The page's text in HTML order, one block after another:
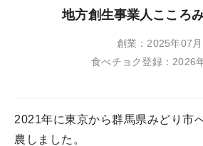
地方創生事業人こころ
創業：2025年07月
食べチョク登録：2026
2021年に東京から群馬県みどり市
農しました。